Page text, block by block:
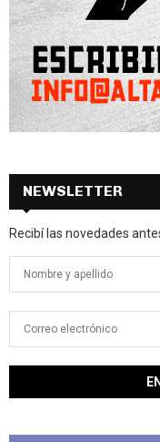
NEWSLETTER
Recibí las novedades